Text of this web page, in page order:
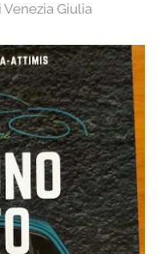
Giulia